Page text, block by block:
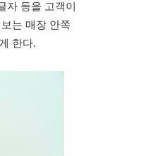
자 등을 고객이
는 매장 안쪽
한다.